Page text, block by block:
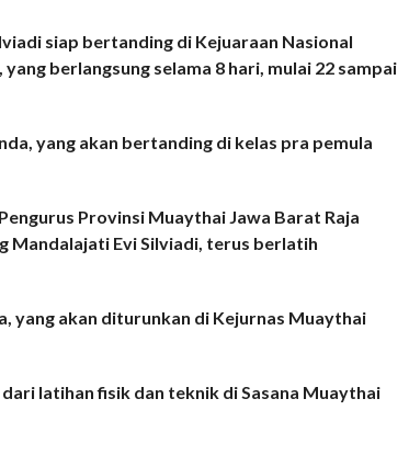
siap bertanding di Kejuaraan Nasional
berlangsung selama 8 hari, mulai 22 sampai
yang akan bertanding di kelas pra pemula
Provinsi Muaythai Jawa Barat Raja
Mandalajati Evi Silviadi, terus berlatih
yang akan diturunkan di Kejurnas Muaythai
latihan fisik dan teknik di Sasana Muaythai